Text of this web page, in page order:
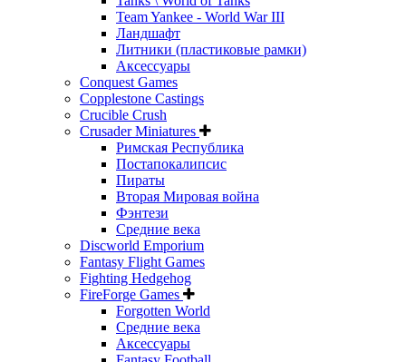
Team Yankee - World War III
Ландшафт
Литники (пластиковые рамки)
Аксессуары
Conquest Games
Copplestone Castings
Crucible Crush
Crusader Miniatures
Римская Республика
Постапокалипсис
Пираты
Вторая Мировая война
Фэнтези
Средние века
Discworld Emporium
Fantasy Flight Games
Fighting Hedgehog
FireForge Games
Forgotten World
Средние века
Аксессуары